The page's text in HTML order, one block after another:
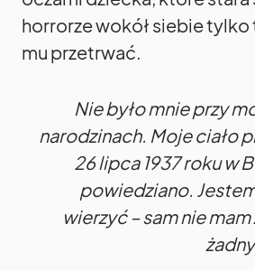
horrorze wokół siebie
mu przetrwać.
Nie było mnie przy
narodzinach. Moje ciało
26 lipca 1937 roku w
powiedziano.
wierzyć – sam nie